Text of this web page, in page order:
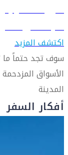
دليل السفر
تعرّف على ملتان
اكتشف المزيد
سوف تجد حتماً ما
الأسواق
المدينة
أفكار السفر